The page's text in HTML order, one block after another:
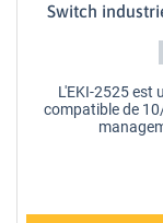
Switch
L'EKI-2525 est
compatible de